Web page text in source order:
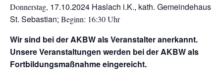
Donnerstag, 17.10.2024 Haslach i.K., kath. Gemeindehaus
St. Sebastian; Beginn: 16:30 Uhr
Wir sind bei der AKBW als Veranstalter anerkannt.
Unsere Veranstaltungen werden bei der AKBW als
Fortbildungsmaßnahme eingereicht.